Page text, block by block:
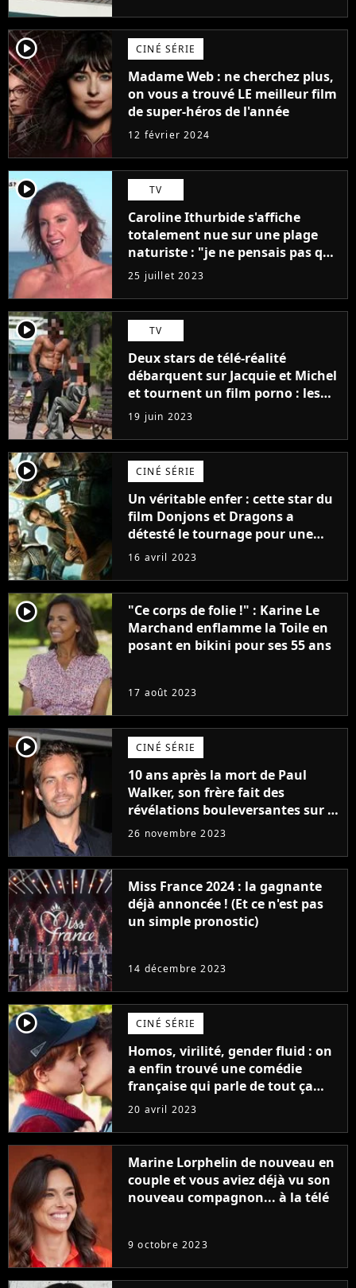
player2 CINÉ SÉRIE
Madame Web : ne cherchez plus,
on vous a trouvé LE meilleur film
de super-héros de l'année
12 février 2024
player2 TV
Caroline Ithurbide s'affiche
totalement nue sur une plage
naturiste : "je ne pensais pas que
j'arriverais à le faire..."
25 juillet 2023
player2 TV
Deux stars de télé-réalité
débarquent sur Jacquie et Michel
et tournent un film porno : les
premières images du tournage
(exclu)
19 juin 2023
player2 CINÉ SÉRIE
Un véritable enfer : cette star du
film Donjons et Dragons a
détesté le tournage pour une
raison très spéciale
16 avril 2023
player2
"Ce corps de folie !" : Karine Le
Marchand enflamme la Toile en
posant en bikini pour ses 55 ans
17 août 2023
player2 CINÉ SÉRIE
10 ans après la mort de Paul
Walker, son frère fait des
révélations bouleversantes sur la
réaction des acteurs de Fast and
26 novembre 2023
Miss France 2024 : la gagnante
déjà annoncée ! (Et ce n'est pas
un simple pronostic)
14 décembre 2023
player2 CINÉ SÉRIE
Homos, virilité, gender fluid : on
a enfin trouvé une comédie
française qui parle de tout ça
sans être super ringarde
20 avril 2023
Marine Lorphelin de nouveau en
couple et vous aviez déjà vu son
nouveau compagnon... à la télé
9 octobre 2023